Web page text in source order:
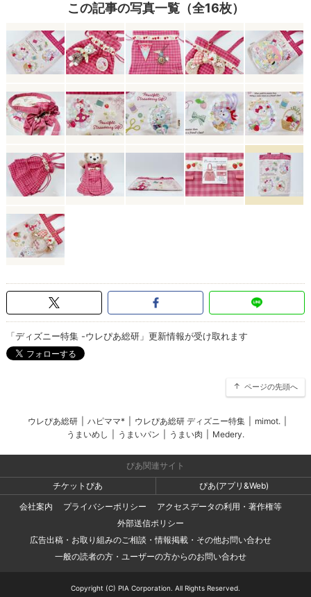
この記事の写真一覧（全16枚）
「ディズニー特集 -ウレぴあ総研」更新情報が受け取れます
ページの先頭へ
ウレぴあ総研 ハピママ* ウレぴあ総研 ディズニー特集 mimot.
うまいめし
うまいパン うまい肉 Medery.
ぴあ関連サイト
チケットぴあ
ぴあ(アプリ&Web)
会社案内
プライバシーポリシー
アクセスデータの利用・著作権等
外部送信ポリシー
広告出稿・お取り組みのご相談・情報掲載・その他お問い合わせ
一般の読者の方・ユーザーの方からのお問い合わせ
Copyright (C) PIA Corporation. All Rights Reserved.